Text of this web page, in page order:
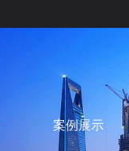
案例展示